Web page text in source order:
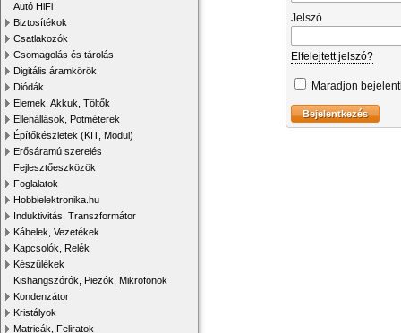
Autó HiFi
Biztosítékok
Csatlakozók
Csomagolás és tárolás
Digitális áramkörök
Diódák
Elemek, Akkuk, Töltők
Ellenállások, Potméterek
Építőkészletek (KIT, Modul)
Erősáramú szerelés
Fejlesztőeszközök
Foglalatok
Hobbielektronika.hu
Induktivitás, Transzformátor
Kábelek, Vezetékek
Kapcsolók, Relék
Készülékek
Kishangszórók, Piezók, Mikrofonok
Kondenzátor
Kristályok
Matricák, Feliratok
Jelszó
Elfelejtett jelszó?
Maradjon